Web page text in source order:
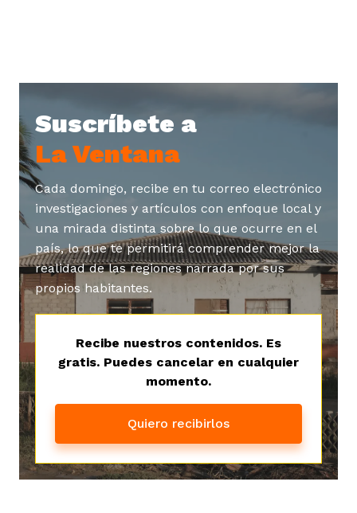
Suscríbete a
La Ventana
Cada domingo, recibe en tu correo electrónico
investigaciones y artículos con enfoque local y
una mirada distinta sobre lo que ocurre en el
país, lo que te permitirá comprender mejor la
realidad de las regiones narrada por sus
propios habitantes.
Recibe nuestros contenidos. Es
gratis. Puedes cancelar en cualquier
momento.
Quiero recibirlos